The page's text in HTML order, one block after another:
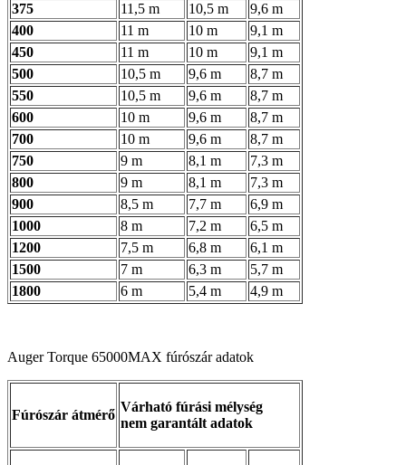
375
11,5 m 10,5 m
9,6 m
400
11 m 10 m
9,1 m
450
11 m 10 m
9,1 m
500
10,5 m 9,6 m
8,7 m
550
10,5 m 9,6 m
8,7 m
600
10 m 9,6 m
8,7 m
700
10 m 9,6 m
8,7 m
750
9 m 8,1 m
7,3 m
800
9 m 8,1 m
7,3 m
900
8,5 m 7,7 m
6,9 m
1000
8 m 7,2 m
6,5 m
1200
7,5 m 6,8 m
6,1 m
1500
7 m 6,3 m
5,7 m
1800
6 m 5,4 m 4,9 m
Auger Torque 65000MAX fúrószár adatok
Fúrószár átmérő
Várható fúrási mélység
nem garantált adatok